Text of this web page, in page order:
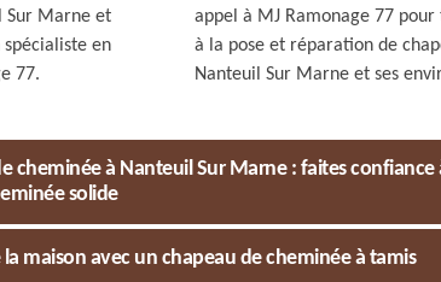
Sur Marne et
spécialiste en
77.
appel à MJ Ramonage 77
à la pose et réparation de
Nanteuil Sur Marne et ses
cheminée à Nanteuil Sur Marne : faites confiance
solide
maison avec un chapeau de cheminée à tamis